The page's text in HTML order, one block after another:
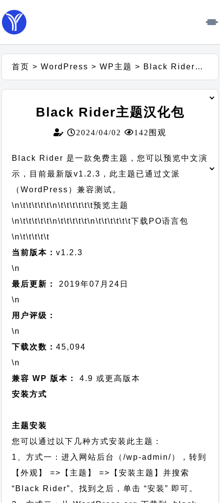
首页 >WordPress >WP主题 > Black Rider主题汉化包
Black Rider主题汉化包
2024/04/02 142围观
Black Rider 是一款免费主题，您可以预览中文演
示，目前最新版v1.2.3，此主题已通过文派
（WordPress）兼容测试。
\n\t\t\t\t\t\n\t\t\t\t\t\t预览主题
\n\t\t\t\t\t\n\t\t\t\t\t\n\t\t\t\t\t\t下载PO语言包
\n\t\t\t\t\t
当前版本：v1.2.3
\n
最后更新：
2019年07月24日
\n
用户评级：
\n
下载次数：45,094
\n
兼容 WP 版本：
4.9 或更高版本
安装方式
主题安装
您可以通过以下几种方式安装此主题：
1、方式一：进入网站后台（/wp-admin/），转到
【外观】 =>【主题】 =>【安装主题】并搜索
“Black Rider”。找到之后，单击 “安装” 即可。